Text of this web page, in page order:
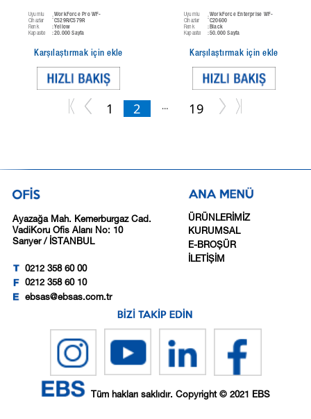
Uyumlu
Cihazlar
:
WorkForce Pro WF-
C529R/C579R
Renk
:Yellow
Kapasite
:20.000 Sayfa
Karşılaştırmak için ekle
Uyumlu
Cihazlar
:
WorkForce Enterprise WF-
C20600
Renk
: Black
Kapasite
:50.000 Sayfa
Karşılaştırmak için ekle
1 2 … 19
Ayazağa Mah. Kemerburgaz Cad.
VadiKoru Ofis Alanı No: 10
Sarıyer / İSTANBUL
0212 358 60 00
0212 358 60 10
ebsas@ebsas.com.tr
ÜRÜNLERİMİZ
KURUMSAL
E-BROŞÜR
İLETİŞİM
Tüm hakları saklıdır. Copyright © 2021 EBS